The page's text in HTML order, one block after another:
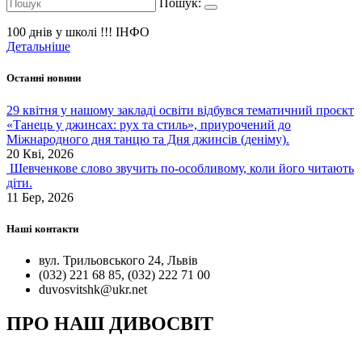
Пошук:
100 днів у школі !!! ІНФО
Детальніше
Останні новини
29 квітня у нашому закладі освіти відбувся тематичний проєкт
«Танець у джинсах: рух та стиль», приурочений до
Міжнародного дня танцю та Дня джинсів (деніму).
20 Кві, 2026
Шевченкове слово звучить по-особливому, коли його читають
діти.
11 Бер, 2026
Наші контакти
вул. Трильовського 24, Львів
(032) 221 68 85, (032) 222 71 00
duvosvitshk@ukr.net
ПРО НАШ ДИВОСВІТ